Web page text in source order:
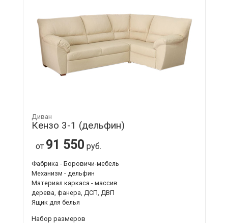
Диван
Кензо 3-1 (дельфин)
от 91 550 руб.
Фабрика - Боровичи-мебель
Механизм - дельфин
Материал каркаса - массив
дерева, фанера, ДСП, ДВП
Ящик для белья
Набор размеров